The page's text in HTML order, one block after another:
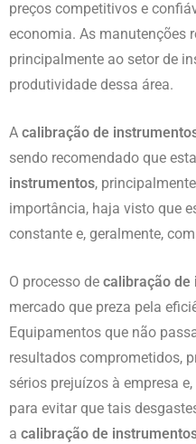
preços competitivos e
economia. As manutenções
principalmente ao setor de
produtividade dessa área.
A calibração de
sendo recomendado que
instrumentos,
importância, haja visto que
constante e, geralmente,
O processo de calibração de
mercado que preza pela
Equipamentos que não
resultados comprometidos,
sérios prejuízos à empresa
para evitar que tais
a calibração de